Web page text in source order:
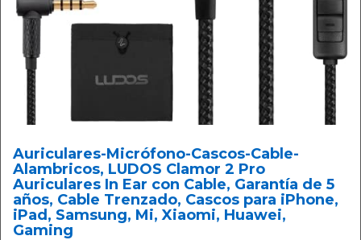
Auriculares-Micrófono-Cascos-Cable-
Alambricos, LUDOS Clamor 2 Pro
Auriculares In Ear con Cable, Garantía de 5
años, Cable Trenzado, Cascos para iPhone,
iPad, Samsung, Mi, Xiaomi, Huawei,
Gaming